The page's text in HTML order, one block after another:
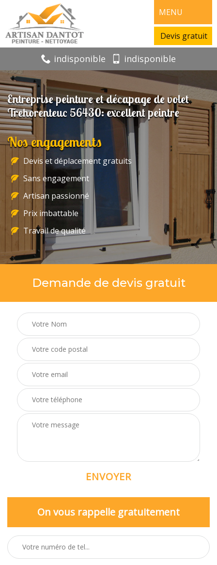
MENU
Devis gratuit
indisponible indisponible
Entreprise peinture et décapage de volet
Trehorenteuc 56430: excellent peintre
Nos engagements
Devis et déplacement gratuits
Sans engagement
Artisan passionné
Prix imbattable
Travail de qualité
Demande de devis gratuit
On vous rappelle gratuitement